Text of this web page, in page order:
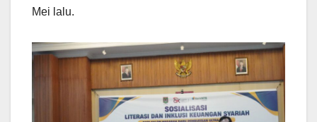
Mei lalu.